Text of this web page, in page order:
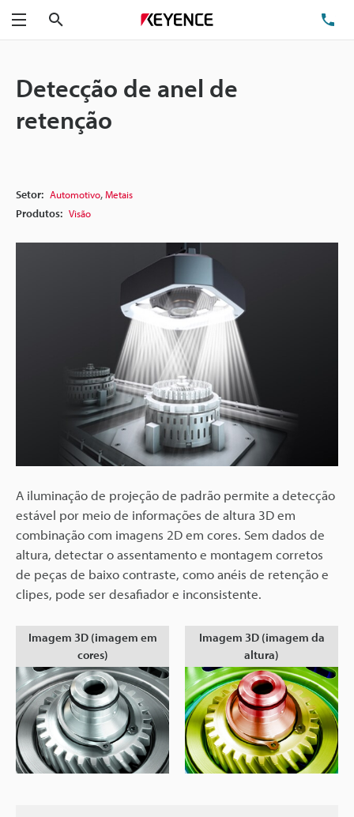
Menu
Detecção de anel de
retenção
Setor: Automotivo,Metais
Produtos: Visão
A iluminação de projeção de padrão permite a detecção
estável por meio de informações de altura 3D em
combinação com imagens 2D em cores. Sem dados de
altura, detectar o assentamento e montagem corretos
de peças de baixo contraste, como anéis de retenção e
clipes, pode ser desafiador e inconsistente.
Imagem 3D (imagem em
cores)
Imagem 3D (imagem da
altura)